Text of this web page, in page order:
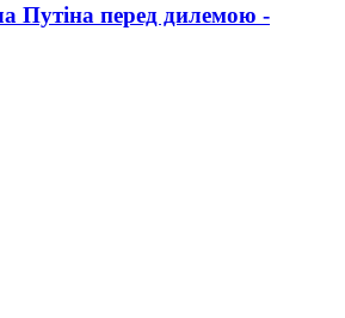
Путіна перед дилемою -